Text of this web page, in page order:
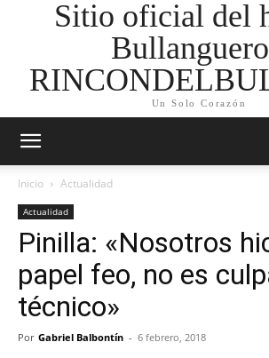
Sitio oficial del
Un Solo Corazón
Inicio Actualidad
Actualidad
Pinilla: «Nosotros
papel feo, no es
técnico»
Por Gabriel Balbontín - 6 febrero, 2018